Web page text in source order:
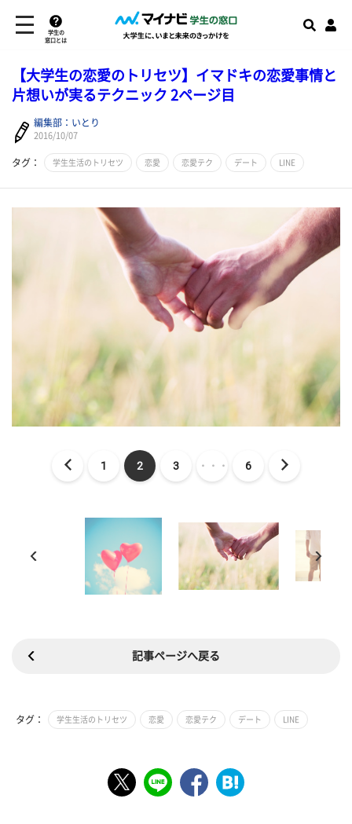
学生の
窓口とは
【大学生の恋愛のトリセツ】イマドキの恋愛事情と
片想いが実るテクニック 2ページ目
編集部：いとり
2016/10/07
タグ： 学生生活のトリセツ 恋愛 恋愛テク デート LINE
1 2 3 ・・・ 6
記事ページへ戻る
タグ： 学生生活のトリセツ 恋愛 恋愛テク デート LINE